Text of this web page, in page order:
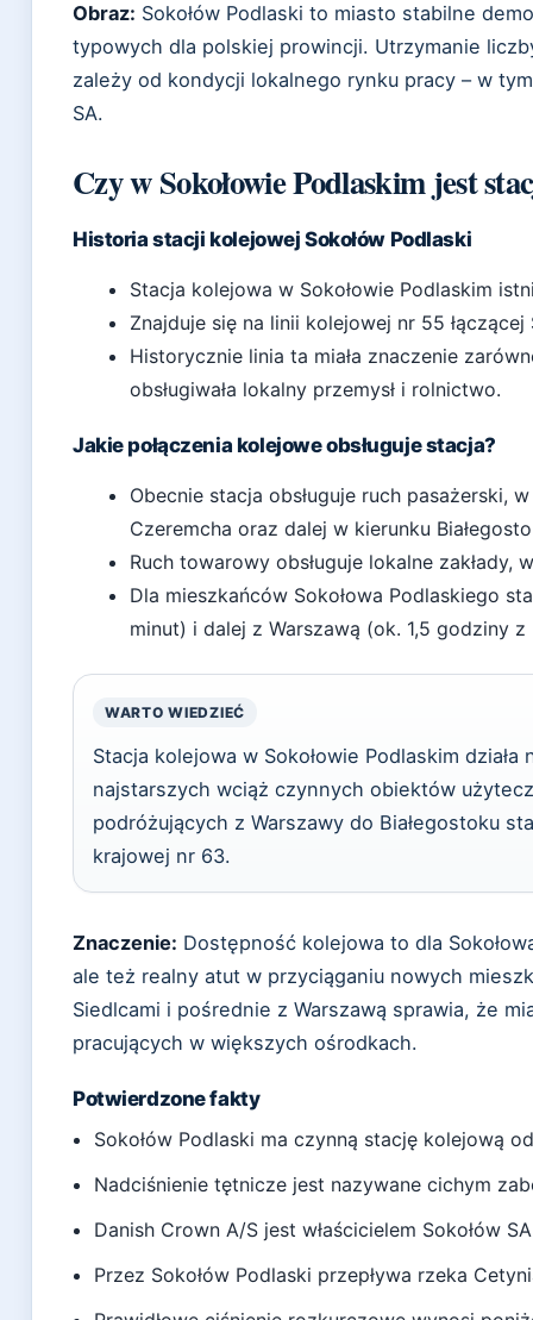
Obraz: Sokołów Podlaski to miasto stabilne
typowych dla polskiej prowincji. Utrzymanie
zależy od kondycji lokalnego rynku pracy – w
SA.
Czy w Sokołowie Podlaskim jest
Historia stacji kolejowej Sokołów Podlaski
Stacja kolejowa w Sokołowie Podlaskim
Znajduje się na linii kolejowej nr 55
Historycznie linia ta miała znaczenie
obsługiwała lokalny przemysł i rolnictwo.
Jakie połączenia kolejowe obsługuje stacja?
Obecnie stacja obsługuje ruch pasażerski,
Czeremcha oraz dalej w kierunku
Ruch towarowy obsługuje lokalne zakłady,
Dla mieszkańców Sokołowa Podlaskiego
minut) i dalej z Warszawą (ok. 1,5 godziny z
WARTO WIEDZIEĆ
Stacja kolejowa w Sokołowie Podlaskim
najstarszych wciąż czynnych obiektów
podróżujących z Warszawy do Białegostoku
krajowej nr 63.
Znaczenie: Dostępność kolejowa to dla
ale też realny atut w przyciąganiu nowych
Siedlcami i pośrednie z Warszawą sprawia, że
pracujących w większych ośrodkach.
Potwierdzone fakty
Sokołów Podlaski ma czynną stację kolejową
Nadciśnienie tętnicze jest nazywane cichym
Danish Crown A/S jest właścicielem Sokołów
Przez Sokołów Podlaski przepływa rzeka